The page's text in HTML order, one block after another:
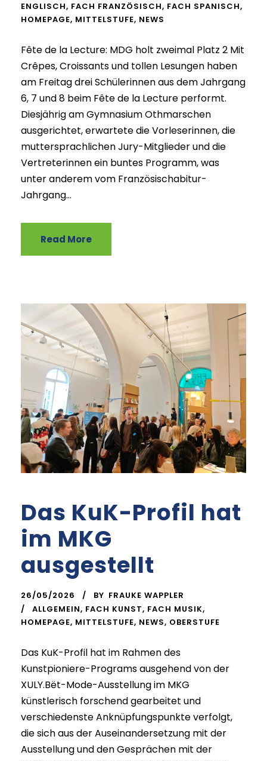
ENGLISCH, FACH FRANZÖSISCH, FACH SPANISCH,
HOMEPAGE, MITTELSTUFE, NEWS
Fête de la Lecture: MDG holt zweimal Platz 2 Mit
Crêpes, Croissants und tollen Lesungen haben
am Freitag drei Schülerinnen aus dem Jahrgang
6, 7 und 8 beim Fête de la Lecture performt.
Diesjährig am Gymnasium Othmarschen
ausgerichtet, erwartete die Vorleserinnen, die
muttersprachlichen Jury-Mitglieder und die
Vertreterinnen ein buntes Programm, was
unter anderem vom Französischabitur-
Jahrgang...
Read More
Das KuK-Profil hat
im MKG
ausgestellt
26/05/2026 BY FRAUKE WAPPLER
ALLGEMEIN, FACH KUNST, FACH MUSIK,
HOMEPAGE, MITTELSTUFE, NEWS, OBERSTUFE
Das KuK-Profil hat im Rahmen des
Kunstpioniere-Programs ausgehend von der
XULY.Bët-Mode-Ausstellung im MKG
künstlerisch forschend gearbeitet und
verschiedenste Anknüpfungspunkte verfolgt,
die sich aus der Auseinandersetzung mit der
Ausstellung und den Gesprächen mit der